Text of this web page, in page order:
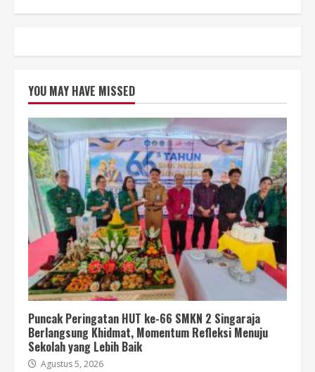
YOU MAY HAVE MISSED
Puncak Peringatan HUT ke-66 SMKN 2 Singaraja
Berlangsung Khidmat, Momentum Refleksi Menuju
Sekolah yang Lebih Baik
Agustus 5, 2026